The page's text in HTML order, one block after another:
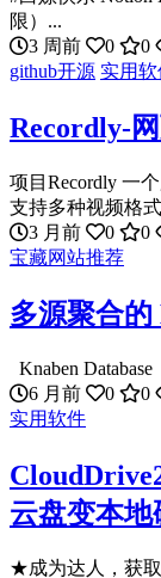
限）...
3 周前
0 0
github开源 实用
Recordly-
项目Recordly 一
支持多种视频格
3 月前
0 0
宝藏网站推荐
多源聚合
Knaben Database
6 月前
0 0
实用软件
云盘变本
★成为达人，获取